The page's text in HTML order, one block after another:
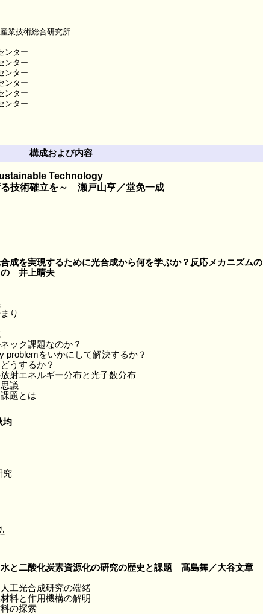
業技術総合研究所
ンター
ンター
ンター
ンター
ンター
ンター
構成および内容
Technology
を～ 瀬戸山亨／堂免一成
成を実現するために光合成から何を学ぶか？反応メカニズムの
の 井上晴夫
り
ック課題なのか？
をいかにして解決するか？
るか？
ギー分布と光子数分布
議
題とは
均
究
と二酸化炭素資源化の研究の歴史と課題 髙島舞／大谷文章
工光合成研究の端緒
料と作用機構の解明
の探索